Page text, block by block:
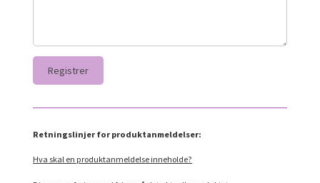
Retningslinjer for produktanmeldelser:
Hva skal en produktanmeldelse inneholde?